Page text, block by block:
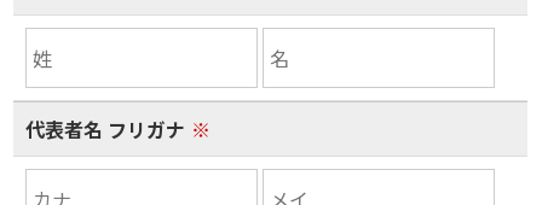
代表者名 フリガナ ※